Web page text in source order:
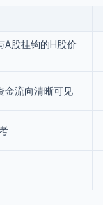
A股挂钩的H股价
金流向清晰可见